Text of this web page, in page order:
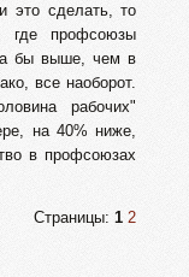
это сделать, то
где профсоюзы
бы выше, чем в
все наоборот.
рабочих"
на 40% ниже,
в профсоюзах
Страницы:1 2